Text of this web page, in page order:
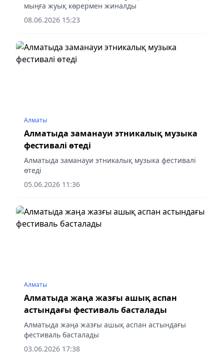
мыңға жуық көрермен жиналды
08.06.2026 15:23
Алматы
Алматыда заманауи этникалық музыка
фестивалі өтеді
Алматыда заманауи этникалық музыка фестивалі
өтеді
05.06.2026 11:36
Алматы
Алматыда жаңа жазғы ашық аспан
астындағы фестиваль басталады
Алматыда жаңа жазғы ашық аспан астындағы
фестиваль басталады
03.06.2026 17:38